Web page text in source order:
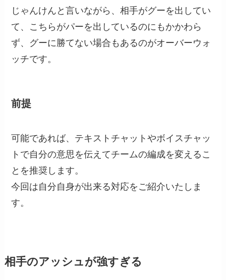
じゃんけんと言いながら、相手がグーを出してい
て、こちらがパーを出しているのにもかかわら
ず、グーに勝てない場合もあるのがオーバーウォ
ッチです。
前提
可能であれば、テキストチャットやボイスチャッ
トで自分の意思を伝えてチームの編成を変えるこ
とを推奨します。
今回は自分自身が出来る対応をご紹介いたしま
す。
相手のアッシュが強すぎる